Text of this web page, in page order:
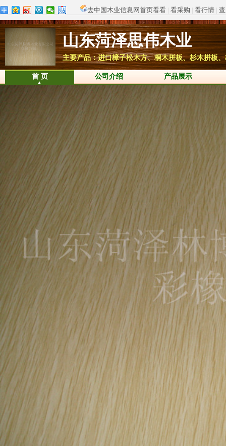
去中国木业信息网首页看看 | 看采购 | 看行情 |
山东菏泽思伟木业
主要产品：进口樟子松木方、桐木拼板、杉木拼板
首 页 公司介绍 产品展示